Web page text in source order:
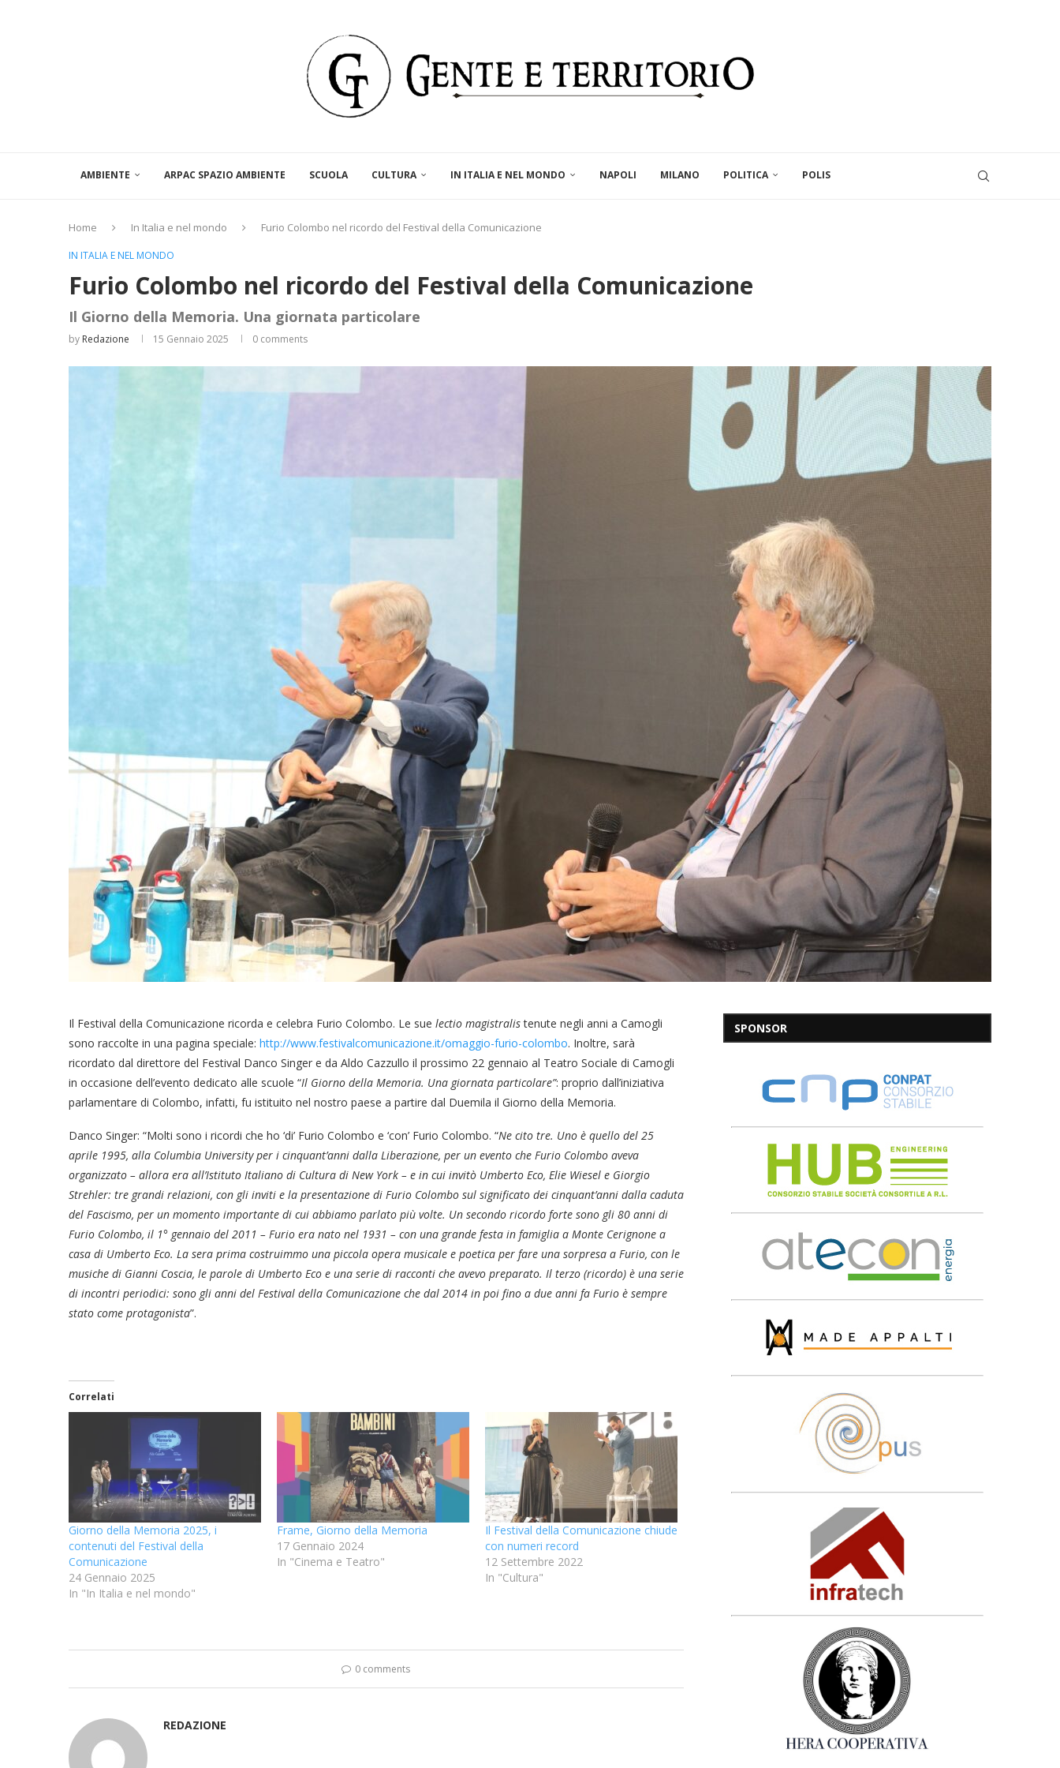
AMBIENTE ARPAC SPAZIO AMBIENTE SCUOLA CULTURA IN ITALIA E NEL MONDO NAPOLI MILANO POLITICA POLIS
Home In Italia e nel mondo Furio Colombo nel ricordo del Festival della Comunicazione
IN ITALIA E NEL MONDO
Furio Colombo nel ricordo del Festival della Comunicazione
Il Giorno della Memoria. Una giornata particolare
by Redazione 15 Gennaio 2025 0 comments
Il Festival della Comunicazione ricorda e celebra Furio Colombo. Le sue lectio magistralistenute negli anni a Camogli
sono raccolte in una pagina speciale: http://www.festivalcomunicazione.it/omaggio-furio-colombo. Inoltre, sarà
ricordato dal direttore del Festival Danco Singer e da Aldo Cazzullo il prossimo 22 gennaio al Teatro Sociale di Camogli
in occasione dell’evento dedicato alle scuole “Il Giorno della Memoria. Una giornata particolare”: proprio dall’iniziativa
parlamentare di Colombo, infatti, fu istituito nel nostro paese a partire dal Duemila il Giorno della Memoria.
Danco Singer: “Molti sono i ricordi che ho ‘di’ Furio Colombo e ‘con’ Furio Colombo. “Ne cito tre. Uno è quello del 25
aprile 1995, alla Columbia University per i cinquant’anni dalla Liberazione, per un evento che Furio Colombo aveva
organizzato – allora era all’Istituto Italiano di Cultura di New York – e in cui invitò Umberto Eco, Elie Wiesel e Giorgio
Strehler: tre grandi relazioni, con gli inviti e la presentazione di Furio Colombo sul significato dei cinquant’anni dalla caduta
del Fascismo, per un momento importante di cui abbiamo parlato più volte. Un secondo ricordo forte sono gli 80 anni di
Furio Colombo, il 1° gennaio del 2011 – Furio era nato nel 1931 – con una grande festa in famiglia a Monte Cerignone a
casa di Umberto Eco. La sera prima costruimmo una piccola opera musicale e poetica per fare una sorpresa a Furio, con le
musiche di Gianni Coscia, le parole di Umberto Eco e una serie di racconti che avevo preparato. Il terzo (ricordo) è una serie
di incontri periodici: sono gli anni del Festival della Comunicazione che dal 2014 in poi fino a due anni fa Furio è sempre
stato come protagonista”.
Correlati
Giorno della Memoria 2025, i
contenuti del Festival della
Comunicazione
24 Gennaio 2025
In "In Italia e nel mondo"
Frame, Giorno della Memoria
17 Gennaio 2024
In "Cinema e Teatro"
Il Festival della Comunicazione chiude
con numeri record
12 Settembre 2022
In "Cultura"
0 comments
REDAZIONE
SPONSOR